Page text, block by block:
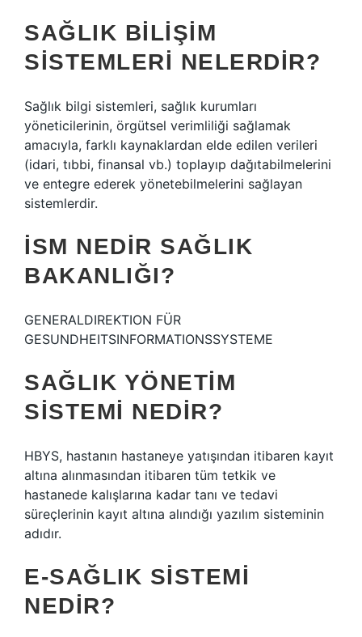
SAĞLIK BILIŞIM
SISTEMLERI NELERDIR?
Sağlık bilgi sistemleri, sağlık kurumları
yöneticilerinin, örgütsel verimliliği sağlamak
amacıyla, farklı kaynaklardan elde edilen verileri
(idari, tıbbi, finansal vb.) toplayıp dağıtabilmelerini
ve entegre ederek yönetebilmelerini sağlayan
sistemlerdir.
İSM NEDIR SAĞLIK
BAKANLIĞI?
GENERALDIREKTION FÜR
GESUNDHEITSINFORMATIONSSYSTEME
SAĞLIK YÖNETIM
SISTEMI NEDIR?
HBYS, hastanın hastaneye yatışından itibaren kayıt
altına alınmasından itibaren tüm tetkik ve
hastanede kalışlarına kadar tanı ve tedavi
süreçlerinin kayıt altına alındığı yazılım sisteminin
adıdır.
E-SAĞLIK SISTEMI
NEDIR?